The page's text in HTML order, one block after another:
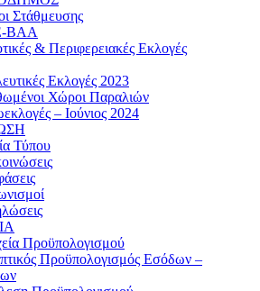
Στάθμευσης
ΒΑΑ
& Περιφερειακές Εκλογές
Εκλογές 2023
Χώροι Παραλιών
– Ιούνιος 2024
Τύπου
Προϋπολογισμού
Προϋπολογισμός Εσόδων –